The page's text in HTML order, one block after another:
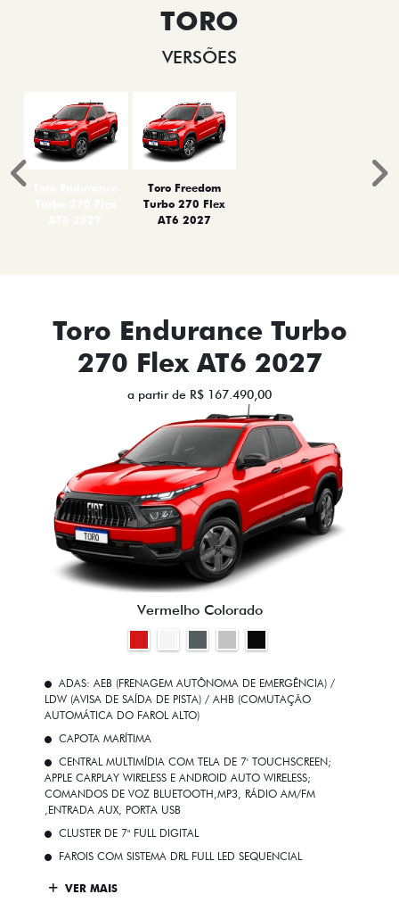
TORO
VERSÕES
Toro Freedom
Turbo 270 Flex
AT6 2027
Anterior
Toro Endurance Turbo
270 Flex AT6 2027
a partir de R$ 167.490,00
Vermelho Colorado
ADAS: AEB (FRENAGEM AUTÔNOMA DE EMERGÊNCIA) /
LDW (AVISA DE SAÍDA DE PISTA) / AHB (COMUTAÇÃO
AUTOMÁTICA DO FAROL ALTO)
CAPOTA MARÍTIMA
CENTRAL MULTIMÍDIA COM TELA DE 7' TOUCHSCREEN;
APPLE CARPLAY WIRELESS E ANDROID AUTO WIRELESS;
COMANDOS DE VOZ BLUETOOTH,MP3, RÁDIO AM/FM
,ENTRADA AUX, PORTA USB
CLUSTER DE 7" FULL DIGITAL
FAROIS COM SISTEMA DRL FULL LED SEQUENCIAL
VER MAIS